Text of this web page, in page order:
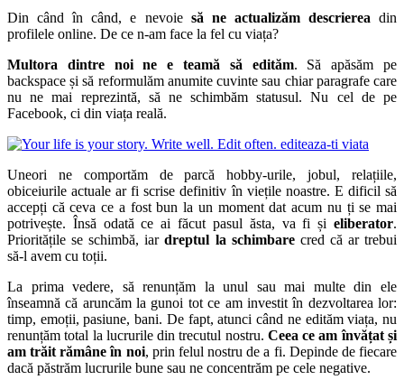
Din când în când, e nevoie să ne actualizăm descrierea din
profilele online. De ce n-am face la fel cu viața?
Multora dintre noi ne e teamă să edităm. Să apăsăm pe
backspace și să reformulăm anumite cuvinte sau chiar paragrafe care
nu ne mai reprezintă, să ne schimbăm statusul. Nu cel de pe
Facebook, ci din viața reală.
Uneori ne comportăm de parcă hobby-urile, jobul, relațiile,
obiceiurile actuale ar fi scrise definitiv în viețile noastre. E dificil să
accepți că ceva ce a fost bun la un moment dat acum nu ți se mai
potrivește. Însă odată ce ai făcut pasul ăsta, va fi și eliberator.
Prioritățile se schimbă, iardreptul la schimbarecred că ar trebui
să-l avem cu toții.
La prima vedere, să renunțăm la unul sau mai multe din ele
înseamnă că aruncăm la gunoi tot ce am investit în dezvoltarea lor:
timp, emoții, pasiune, bani. De fapt, atunci când ne edităm viața, nu
renunțăm total la lucrurile din trecutul nostru. Ceea ce am învățat și
am trăit rămâne în noi, prin felul nostru de a fi. Depinde de fiecare
dacă păstrăm lucrurile bune sau ne concentrăm pe cele negative.